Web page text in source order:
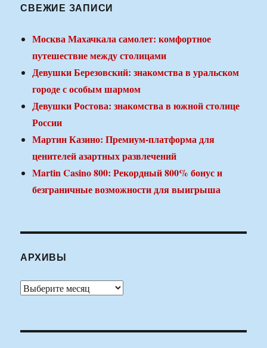
СВЕЖИЕ ЗАПИСИ
Москва Махачкала самолет: комфортное
путешествие между столицами
Девушки Березовский: знакомства в уральском
городе с особым шармом
Девушки Ростова: знакомства в южной столице
России
Мартин Казино: Премиум-платформа для
ценителей азартных развлечений
Martin Casino 800: Рекордный 800% бонус и
безграничные возможности для выигрыша
АРХИВЫ
Архивы